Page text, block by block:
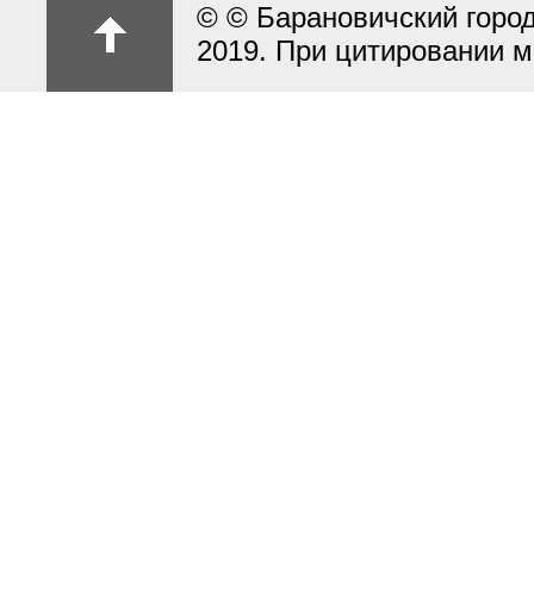
© © Барановичский
2019. При цитировании